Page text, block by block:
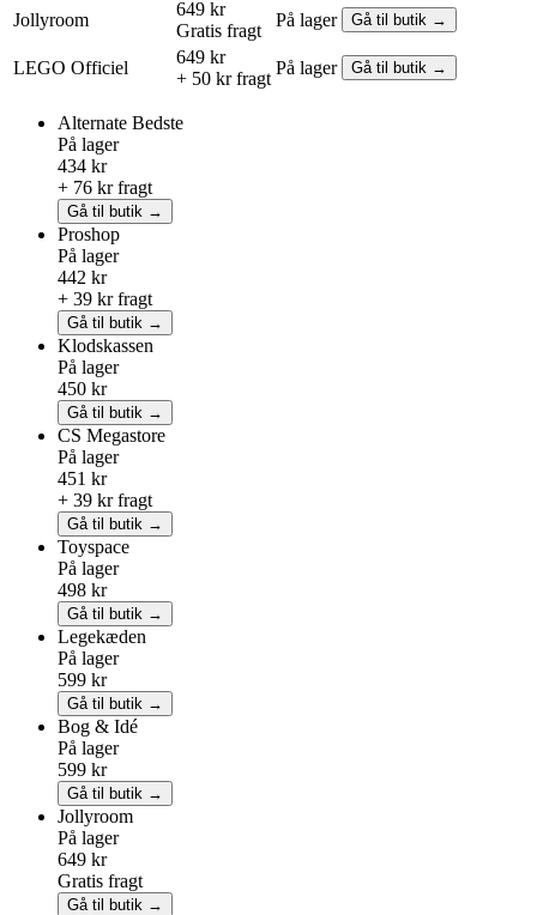
Jollyroom
649 kr
Gratis fragt
På lager Gå til butik →
LEGO Officiel
649 kr
+ 50 kr fragt
På lager Gå til butik →
Alternate Bedste
På lager
434 kr
+ 76 kr fragt
Gå til butik →
Proshop
På lager
442 kr
+ 39 kr fragt
Gå til butik →
Klodskassen
På lager
450 kr
Gå til butik →
CS Megastore
På lager
451 kr
+ 39 kr fragt
Gå til butik →
Toyspace
På lager
498 kr
Gå til butik →
Legekæden
På lager
599 kr
Gå til butik →
Bog & Idé
På lager
599 kr
Gå til butik →
Jollyroom
På lager
649 kr
Gratis fragt
Gå til butik →